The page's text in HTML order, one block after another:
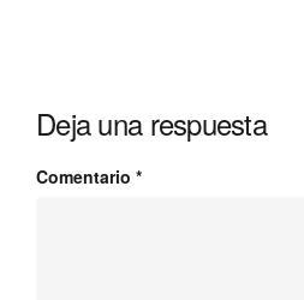
Deja una respuesta
Comentario *